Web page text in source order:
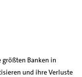
größten Banken in
und ihre Verluste